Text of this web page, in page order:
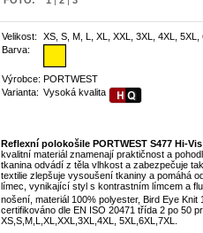
Velikost:
XS, S, M, L, XL, XXL, 3XL, 4XL, 5XL,
Barva:
Výrobce: PORTWEST
Varianta: Vysoká kvalita
Reflexní polokošile PORTWEST S477 Hi-
kvalitní materiál znamenají praktičnost a
tkanina odvádí z těla vlhkost a zabezpečuje
textilie zlepšuje vysoušení tkaniny a pomáhá
límec, vynikající styl s kontrastním límcem a
nošení, materiál 100% polyester, Bird Eye Knit
certifikováno dle EN ISO 20471 třída 2 po 50
XS,S,M,L,XL,XXL,3XL,4XL, 5XL,6XL,7XL.